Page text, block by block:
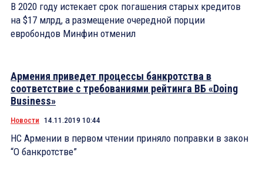
В 2020 году истекает срок погашения старых кредитов
на $17 млрд, а размещение очередной порции
евробондов Минфин отменил
Армения приведет процессы банкротства в
соответствие с требованиями рейтинга ВБ «Doing
Business»
Новости 14.11.2019 10:44
НС Армении в первом чтении приняло поправки в закон
“О банкротстве”